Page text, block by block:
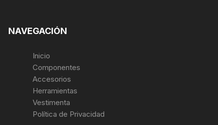
NAVEGACIÓN
Inicio
Componentes
Accesorios
Herramientas
Vestimenta
Política de Privacidad